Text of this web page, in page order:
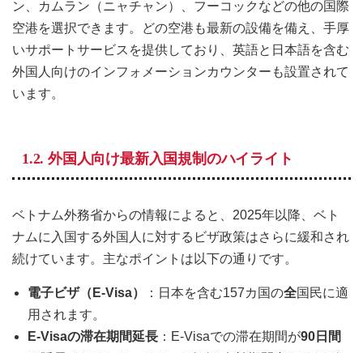
ン、カムラン（ニャチャン）、フーコックなどの他の国際
空港を選択できます。どの空港も最新の設備を備え、手厚
いサポートサービスを提供しており、英語と日本語を含む
外国人向けのインフォメーションカウンターも設置されて
います。
1.2. 外国人向け最新入国規制のハイライト
ベトナム外務省からの情報によると、2025年以降、ベト
ナムに入国する外国人に対するビザ政策はさらに緩和され
続けています。主なポイントは以下の通りです。
電子ビザ（E-Visa） ：日本を含む157カ国の全国民に適
用されます。
E-Visaの滞在期間延長 ：E-Visaでの滞在期間が90日間